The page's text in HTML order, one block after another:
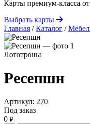
Карты премиум-класса
Выбрать карты
Главная / Каталог /
Лототроны
Ресепшн
Артикул: 270
Под заказ
0 ₽